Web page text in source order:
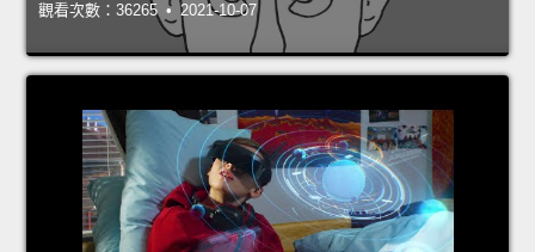
觀看次數：36265 • 2021-10-07